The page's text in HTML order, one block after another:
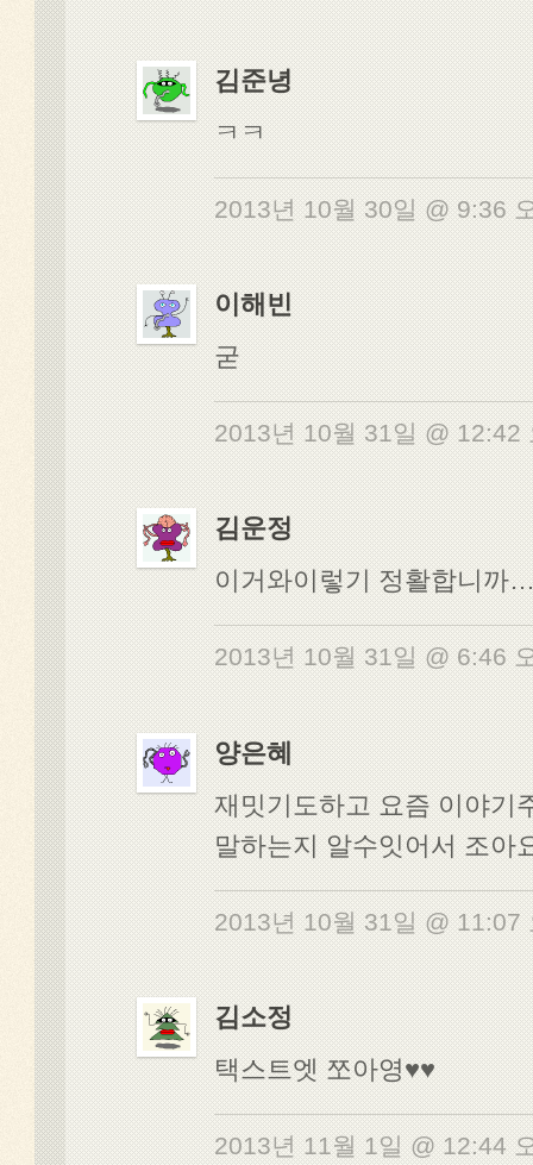
김준녕
ㅋㅋ
2013년 10월 30일 @ 9:36
이해빈
굳
2013년 10월 31일 @ 12:42
김운정
이거와이렇기 정활합니까
2013년 10월 31일 @ 6:46
양은혜
재밋기도하고 요즘 이야기
말하는지 알수잇어서 조아
2013년 10월 31일 @ 11:07
김소정
택스트엣 쪼아영♥♥
2013년 11월 1일 @ 12:44